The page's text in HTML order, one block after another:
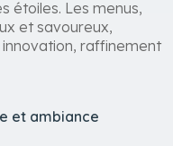
étoiles. Les menus,
et savoureux,
raffinement
et ambiance